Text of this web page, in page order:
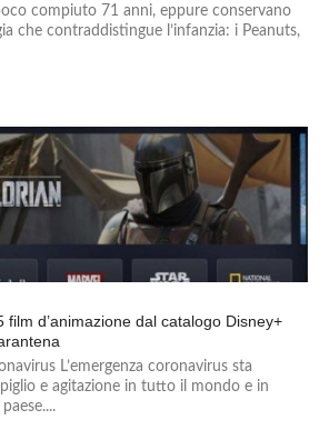
compiuto 71 anni, eppure conservano
che contraddistingue l’infanzia: i Peanuts,
film d’animazione dal catalogo Disney+
L’emergenza coronavirus sta
e agitazione in tutto il mondo e in